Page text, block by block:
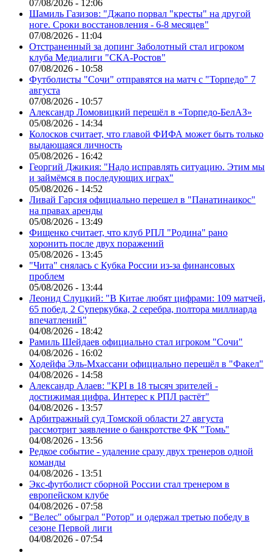
07/08/2026 - 12:06
Шамиль Газизов: "Джапо порвал "кресты" на другой
ноге. Сроки восстановления - 6-8 месяцев"
07/08/2026 - 11:04
Отстраненный за допинг Заболотный стал игроком
клуба Медиалиги "СКА-Ростов"
07/08/2026 - 10:58
Футболисты "Сочи" отправятся на матч с "Торпедо" 7
августа
07/08/2026 - 10:57
Александр Ломовицкий перешёл в «Торпедо-БелАЗ»
05/08/2026 - 14:34
Колосков считает, что главой ФИФА может быть только
выдающаяся личность
05/08/2026 - 16:42
Георгий Джикия: "Надо исправлять ситуацию. Этим мы
и займёмся в последующих играх"
05/08/2026 - 14:52
Ливай Гарсия официально перешел в "Панатинаикос"
на правах аренды
05/08/2026 - 13:49
Фищенко считает, что клуб РПЛ "Родина" рано
хоронить после двух поражений
05/08/2026 - 13:45
"Чита" снялась с Кубка России из-за финансовых
проблем
05/08/2026 - 13:44
Леонид Слуцкий: "В Китае любят цифрами: 109 матчей,
65 побед, 2 Суперкубка, 2 серебра, полтора миллиарда
впечатлений"
04/08/2026 - 18:42
Рамиль Шейдаев официально стал игроком "Сочи"
04/08/2026 - 16:02
Ходейфа Эль-Мхассани официально перешёл в "Факел"
04/08/2026 - 14:58
Александр Алаев: "KPI в 18 тысяч зрителей -
достижимая цифра. Интерес к РПЛ растёт"
04/08/2026 - 13:57
Арбитражный суд Томской области 27 августа
рассмотрит заявление о банкротстве ФК "Томь"
04/08/2026 - 13:56
Редкое событие - удаление сразу двух тренеров одной
команды
04/08/2026 - 13:51
Экс-футболист сборной России стал тренером в
европейском клубе
04/08/2026 - 07:58
"Велес" обыграл "Ротор" и одержал третью победу в
сезоне Первой лиги
04/08/2026 - 07:54